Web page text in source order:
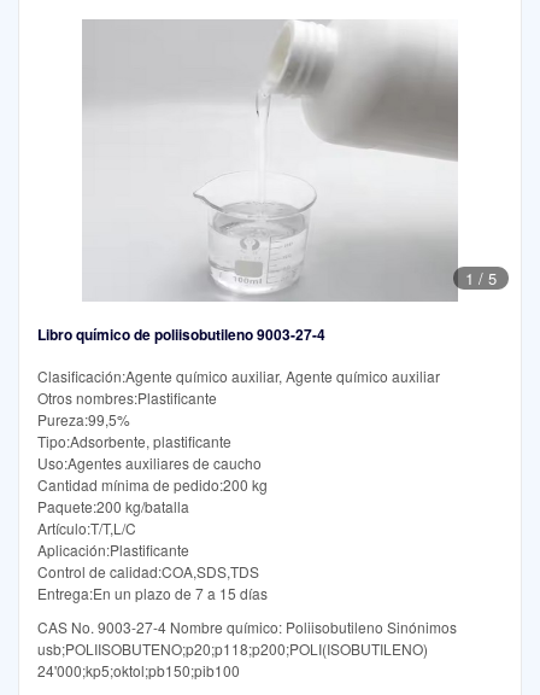
1 / 5
Libro químico de poliisobutileno 9003-27-4
Clasificación:Agente químico auxiliar, Agente químico auxiliar
Otros nombres:Plastificante
Pureza:99,5%
Tipo:Adsorbente, plastificante
Uso:Agentes auxiliares de caucho
Cantidad mínima de pedido:200 kg
Paquete:200 kg/batalla
Artículo:T/T,L/C
Aplicación:Plastificante
Control de calidad:COA,SDS,TDS
Entrega:En un plazo de 7 a 15 días
CAS No. 9003-27-4 Nombre químico: Poliisobutileno Sinónimos
usb;POLIISOBUTENO;p20;p118;p200;POLI(ISOBUTILENO)
24'000;kp5;oktol;pb150;pib100